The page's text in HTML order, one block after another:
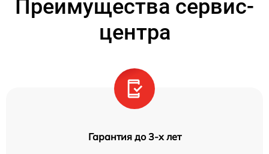
Преимущества сервис-
центра
Гарантия до 3-х лет